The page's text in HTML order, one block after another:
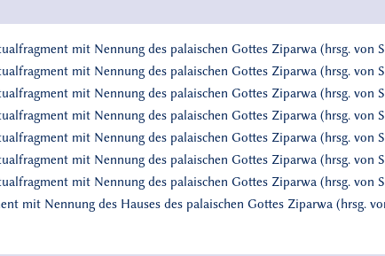
mit Nennung des palaischen Gottes Ziparwa (hrsg. von
mit Nennung des palaischen Gottes Ziparwa (hrsg. von
mit Nennung des palaischen Gottes Ziparwa (hrsg. von
mit Nennung des palaischen Gottes Ziparwa (hrsg. von
mit Nennung des palaischen Gottes Ziparwa (hrsg. von
mit Nennung des palaischen Gottes Ziparwa (hrsg. von
mit Nennung des palaischen Gottes Ziparwa (hrsg. von
mit Nennung des Hauses des palaischen Gottes Ziparwa (hrsg.